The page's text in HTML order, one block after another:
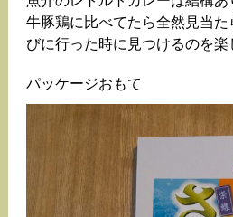
牛豚鶏に比べてたら全然見当
びに行った時に見つけるのを楽
パッケージおもて